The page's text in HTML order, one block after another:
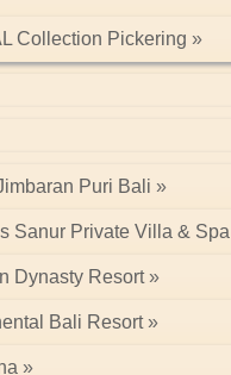
Collection Pickering
Puri Bali
Sanur Private Villa & Spa
Dynasty Resort
Bali Resort